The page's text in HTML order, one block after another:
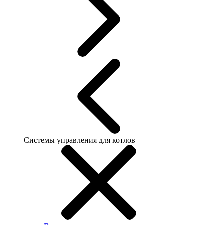
Системы управления для котлов